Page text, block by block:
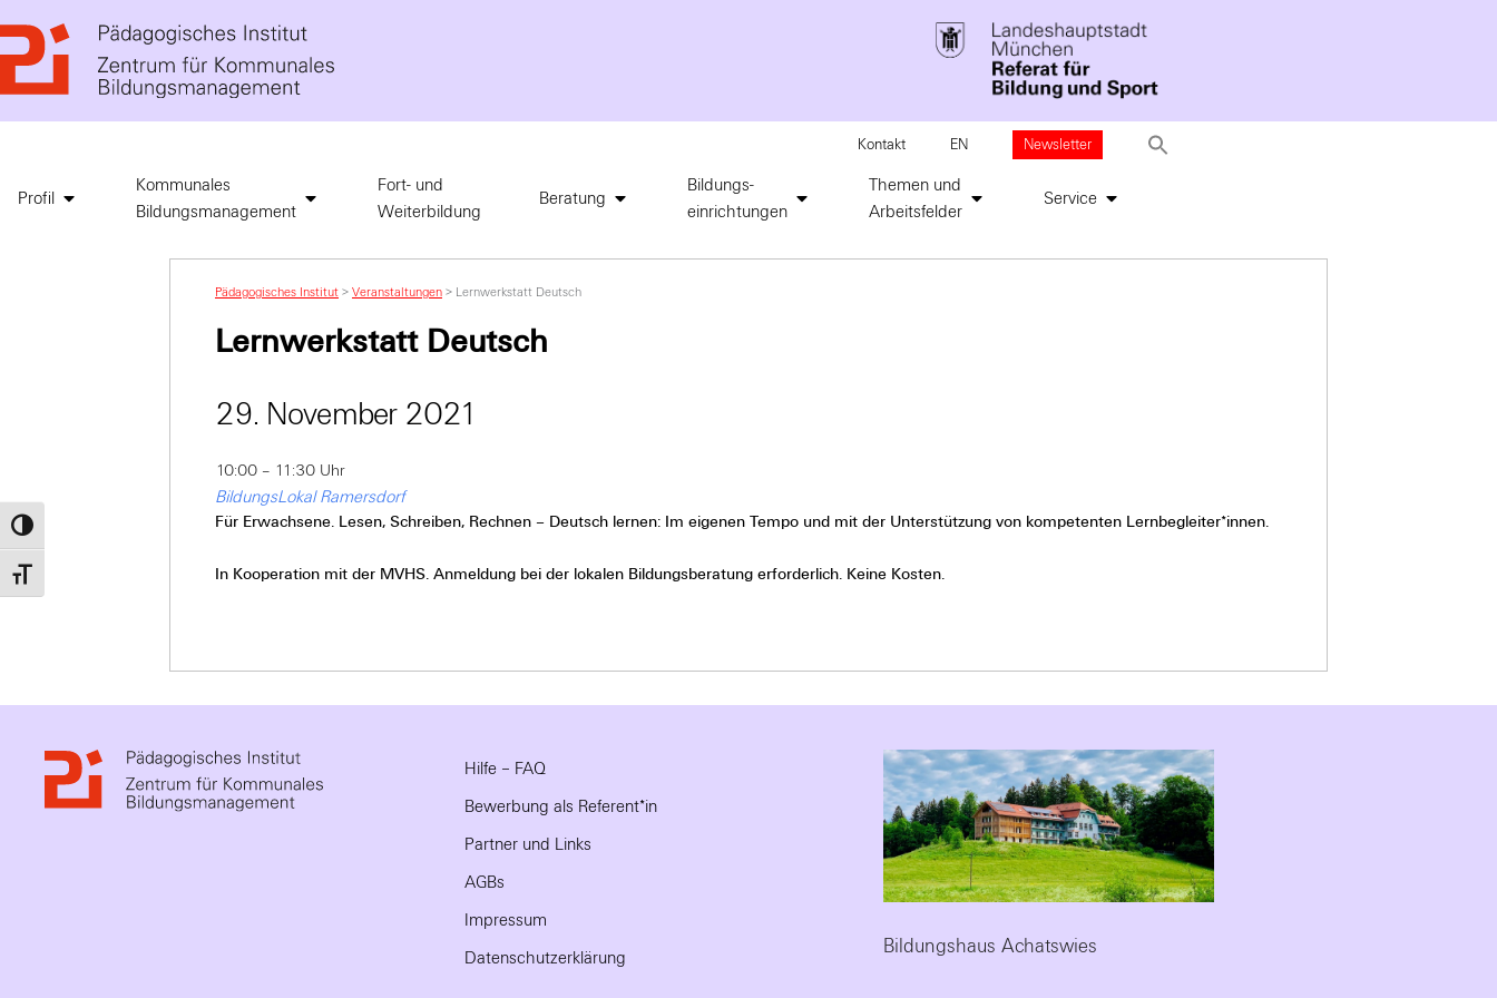
Umschalten auf hohe Kontraste
Schrift vergrößern
Kontakt EN Newsletter
Profil
Kommunales
Bildungsmanagement
Fort- und
Weiterbildung
Beratung
Bildungs-
einrichtungen
Themen und
Arbeitsfelder
Service
Pädagogisches Institut > Veranstaltungen > Lernwerkstatt Deutsch
Lernwerkstatt Deutsch
29. November 2021
10:00 – 11:30 Uhr
BildungsLokal Ramersdorf
Für Erwachsene. Lesen, Schreiben, Rechnen – Deutsch lernen: Im eigenen Tempo und mit der Unterstützung von kompetenten Lernbegleiter*innen.
In Kooperation mit der MVHS. Anmeldung bei der lokalen Bildungsberatung erforderlich. Keine Kosten.
Hilfe – FAQ
Bewerbung als Referent*in
Partner und Links
AGBs
Impressum
Datenschutzerklärung
Bildungshaus Achatswies